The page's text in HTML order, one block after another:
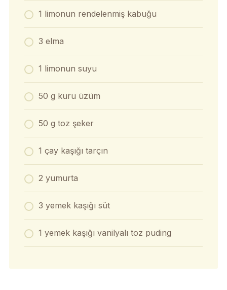
1 limonun rendelenmiş kabuğu
3 elma
1 limonun suyu
50 g kuru üzüm
50 g toz şeker
1 çay kaşığı tarçın
2 yumurta
3 yemek kaşığı süt
1 yemek kaşığı vanilyalı toz puding